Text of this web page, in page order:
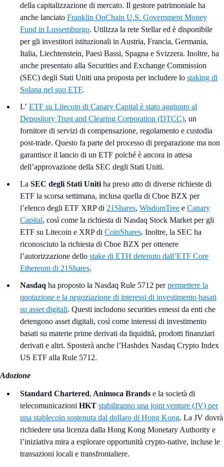
della capitalizzazione di mercato. Il gestore patrimoniale ha
anche lanciato Franklin OnChain U.S. Government Money
Fund in Lussemburgo. Utilizza la rete Stellar ed è disponibile
per gli investitori istituzionali in Austria, Francia, Germania,
Italia, Liechtenstein, Paesi Bassi, Spagna e Svizzera. Inoltre, ha
anche presentato alla Securities and Exchange Commission
(SEC) degli Stati Uniti una proposta per includere lo staking di
Solana nel suo ETF.
L’ ETF su Litecoin di Canary Capital è stato aggiunto al
Depository Trust and Clearing Corporation (DTCC), un
fornitore di servizi di compensazione, regolamento e custodia
post-trade. Questo fa parte del processo di preparazione ma non
garantisce il lancio di un ETF poiché è ancora in attesa
dell’approvazione della SEC degli Stati Uniti.
La SEC degli Stati Uniti ha preso atto di diverse richieste di
ETF la scorsa settimana, inclusa quella di Cboe BZX per
l’elenco degli ETF XRP di 21Shares, WisdomTree e Canary
Capital, così come la richiesta di Nasdaq Stock Market per gli
ETF su Litecoin e XRP di CoinShares. Inoltre, la SEC ha
riconosciuto la richiesta di Cboe BZX per ottenere
l’autorizzazione dello stake di ETH detenuto dall’ETF Core
Ethereum di 21Shares.
Nasdaq ha proposto la Nasdaq Rule 5712 perpermettere la
quotazione e la negoziazione di interessi di investimento basati
su asset digitali. Questi includono securities emessi da enti che
detengono asset digitali, così come interessi di investimento
basati su materie prime derivati da liquidità, prodotti finanziari
derivati e altri. Sposterà anche l’Hashdex Nasdaq Crypto Index
US ETF alla Rule 5712.
Adozione
Standard Chartered, Animoca Brands e la società di
telecomunicazioni HKT stabiliranno una joint venture (JV) per
una stablecoin sostenuta dal dollaro di Hong Kong. La JV dovrà
richiedere una licenza dalla Hong Kong Monetary Authority e
l’iniziativa mira a esplorare opportunità crypto-native, incluse le
transazioni locali e transfrontaliere.